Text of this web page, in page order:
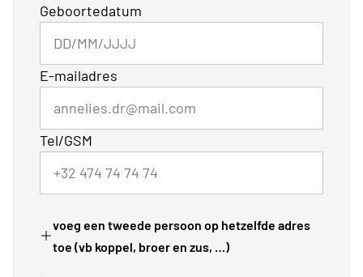
Geboortedatum
E-mailadres
Tel/GSM
voeg een tweede persoon op hetzelfde adres
toe (vb koppel, broer en zus, …)